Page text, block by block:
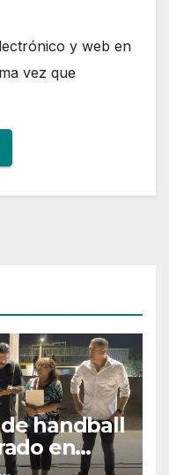
y web en
vez que
handball
en
de